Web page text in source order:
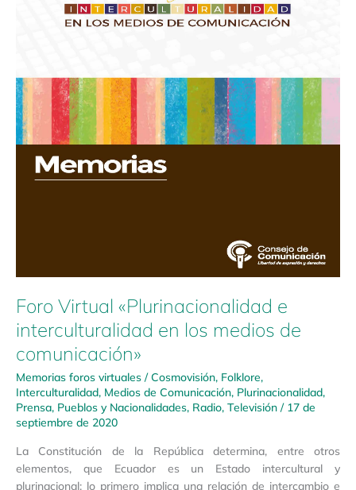
Foro Virtual «Plurinacionalidad e
interculturalidad en los medios de
comunicación»
Memorias foros virtuales /Cosmovisión, Folklore,
Interculturalidad, Medios de Comunicación, Plurinacionalidad,
Prensa, Pueblos y Nacionalidades, Radio, Televisión / 17 de
septiembre de 2020
La Constitución de la República determina, entre otros
elementos, que Ecuador es un Estado intercultural y
plurinacional: lo primero implica una relación de intercambio e
comunicación»